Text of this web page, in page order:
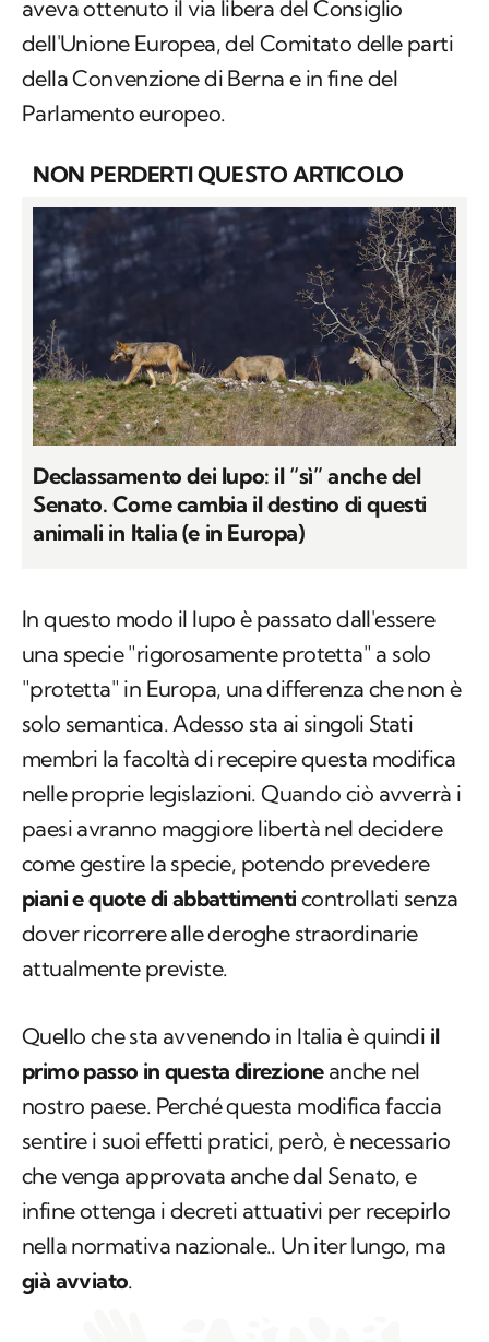
aveva ottenuto il via libera del Consiglio
dell'Unione Europea, del Comitato delle parti
della Convenzione di Berna e in fine del
Parlamento europeo.
NON PERDERTI QUESTO ARTICOLO
Declassamento dei lupo: il “sì” anche del
Senato. Come cambia il destino di questi
animali in Italia (e in Europa)
In questo modo il lupo è passato dall'essere
una specie "rigorosamente protetta" a solo
"protetta" in Europa, una differenza che non è
solo semantica. Adesso sta ai singoli Stati
membri la facoltà di recepire questa modifica
nelle proprie legislazioni. Quando ciò avverrà i
paesi avranno maggiore libertà nel decidere
come gestire la specie, potendo prevedere
piani e quote di abbattimenti controllati senza
dover ricorrere alle deroghe straordinarie
attualmente previste.
Quello che sta avvenendo in Italia è quindi il
primo passo in questa direzioneanche nel
nostro paese. Perché questa modifica faccia
sentire i suoi effetti pratici, però, è necessario
che venga approvata anche dal Senato, e
infine ottenga i decreti attuativi per recepirlo
nella normativa nazionale.. Un iter lungo, ma
già avviato.